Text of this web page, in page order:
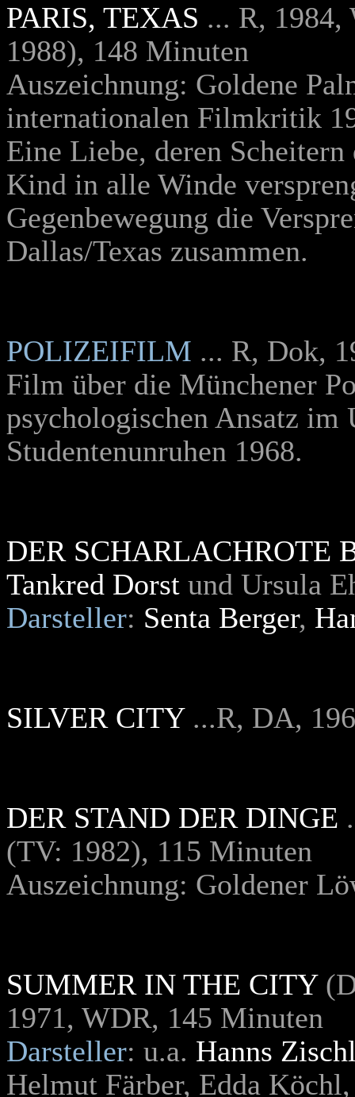
PARIS, TEXAS ... R,
1988), 148 Minuten
Auszeichnung: Goldene
internationalen Filmkritik
Eine Liebe, deren
Kind in alle Winde
Gegenbewegung die
Dallas/Texas zusammen.
POLIZEIFILM ... R, Dok,
Film über die Münchener
psychologischen Ansatz im
Studentenunruhen 1968.
DER SCHARLACHROTE
Tankred Dorst und Ursula
Darsteller: Senta Berger,
SILVER CITY ...R, DA,
DER STAND DER DINGE
(TV: 1982), 115 Minuten
Auszeichnung: Goldener
SUMMER IN THE CITY
1971, WDR, 145 Minuten
Darsteller: u.a. Hanns
Helmut Färber, Edda